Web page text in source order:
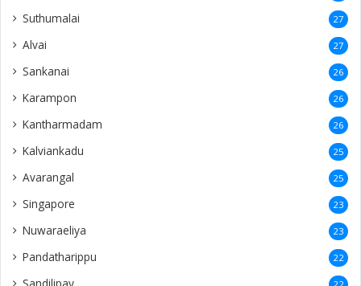
Suthumalai 27
Alvai 27
Sankanai 26
Karampon 26
Kantharmadam 26
Kalviankadu 25
Avarangal 25
Singapore 23
Nuwaraeliya 23
Pandatharippu 22
Sandilipay